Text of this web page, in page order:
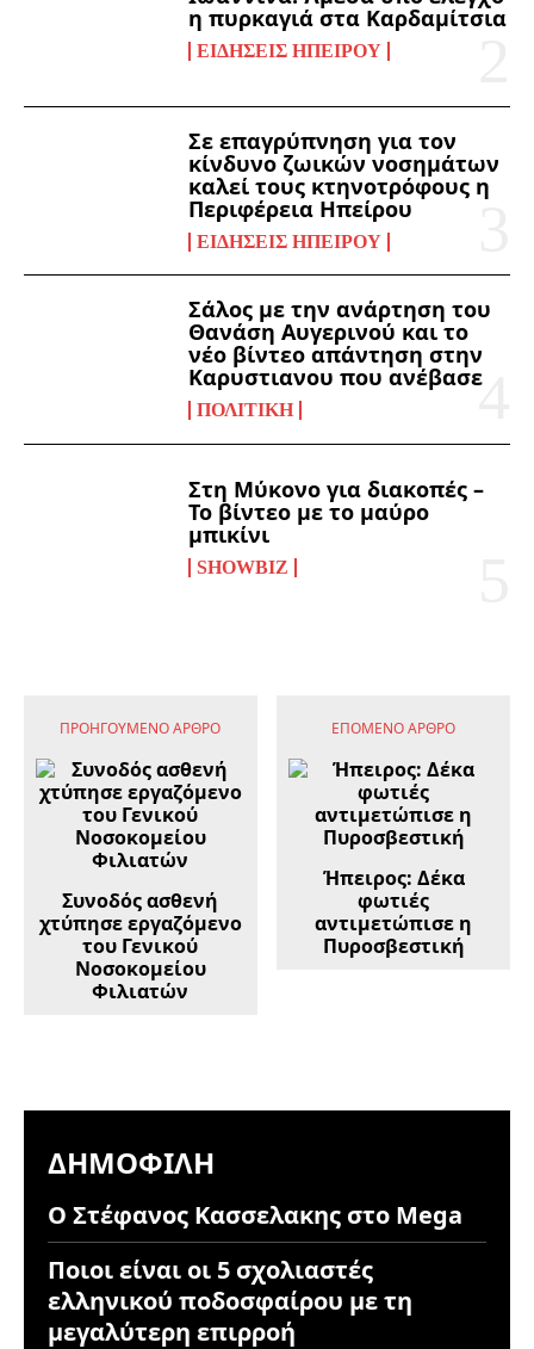
η πυρκαγιά στα Καρδαμίτσια
ΕΙΔΉΣΕΙΣ ΗΠΕΊΡΟΥ
Σε επαγρύπνηση για τον
κίνδυνο ζωικών νοσημάτων
καλεί τους κτηνοτρόφους η
Περιφέρεια Ηπείρου
ΕΙΔΉΣΕΙΣ ΗΠΕΊΡΟΥ
Σάλος με την ανάρτηση του
Θανάση Αυγερινού και το
νέο βίντεο απάντηση στην
Καρυστιανου που ανέβασε
ΠΟΛΙΤΙΚΉ
Στη Μύκονο για διακοπές –
Το βίντεο με το μαύρο
μπικίνι
SHOWBIZ
ΠΡΟΗΓΟΎΜΕΝΟ ΆΡΘΡΟ
Συνοδός ασθενή
χτύπησε εργαζόμενο
του Γενικού
Νοσοκομείου
Φιλιατών
ΕΠΌΜΕΝΟ ΆΡΘΡΟ
Ήπειρος: Δέκα
φωτιές
αντιμετώπισε η
Πυροσβεστική
ΔΗΜΟΦΙΛΉ
Ο Στέφανος Κασσελακης στο Mega
Ποιοι είναι οι 5 σχολιαστές
ελληνικού ποδοσφαίρου με τη
μεγαλύτερη επιρροή